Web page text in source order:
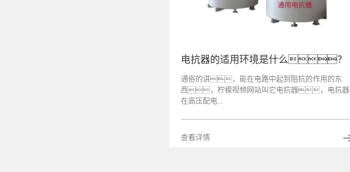
电抗器的适用环境是什么？
通俗的讲，能在电路中起到阻抗的作用的东
西，柠檬视频网站叫它电抗器，电抗器
在高压配电...
查看详情